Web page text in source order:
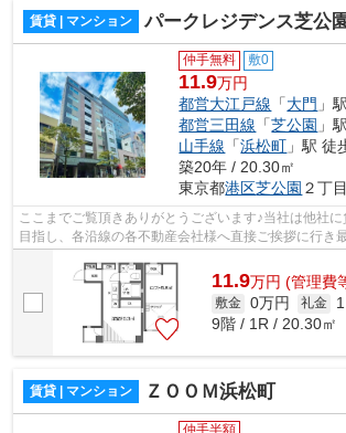
賃貸 | マンション パークレジデンス芝公
仲手無料 敷0
11.9万円
都営大江戸線 「大門 」
都営三田線 「芝公園 」
山手線 「浜松町 」駅 徒
築20年 / 20.30㎡
東京都港区芝公園 ２丁目
ここまでご覧頂きありがとうございます♪当社は他社
目指し、各沿線の各不動産会社様へ直接ご挨拶に行き
11.9万円 (管理費
敷金 0万円 礼金
9階 / 1R / 20.30㎡
賃貸 | マンション ＺＯＯＭ浜松町
仲手半額